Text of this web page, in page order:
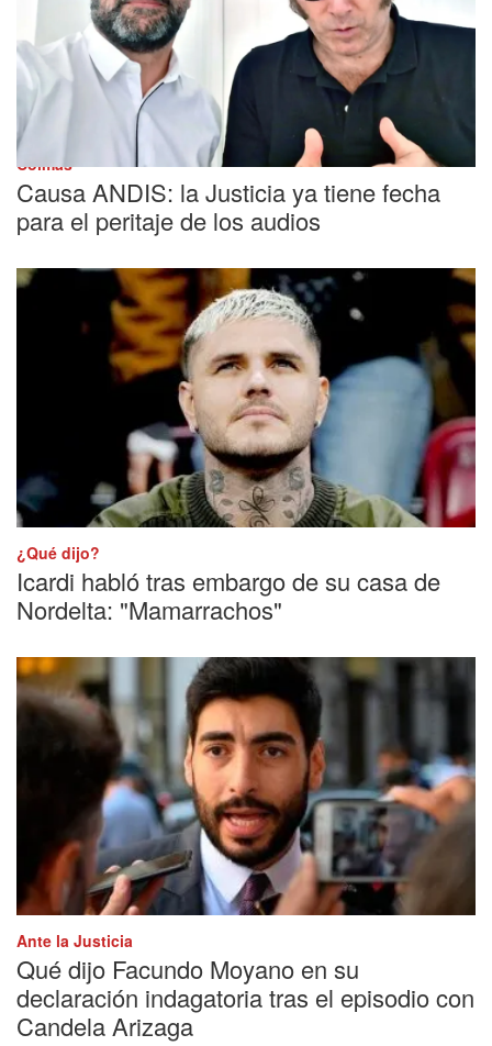
Coimas
Causa ANDIS: la Justicia ya tiene fecha
para el peritaje de los audios
¿Qué dijo?
Icardi habló tras embargo de su casa de
Nordelta: "Mamarrachos"
Ante la Justicia
Qué dijo Facundo Moyano en su
declaración indagatoria tras el episodio con
Candela Arizaga